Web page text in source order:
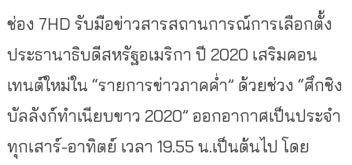
ช่อง 7HD รับมือข่าวสารสถานการณ์การเลือกตั้ง
ประธานาธิบดีสหรัฐอเมริกา ปี 2020 เสริมคอน
เทนต์ใหม่ใน “รายการข่าวภาคค่ำ” ด้วยช่วง “ศึกชิง
บัลลังก์ทำเนียบขาว 2020” ออกอากาศเป็นประจำ
ทุกเสาร์-อาทิตย์ เวลา 19.55 น.เป็นต้นไป โดย